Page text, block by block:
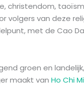
christendom,
volgers van deze
met de Cao
groen en
maakt van Ho Chi